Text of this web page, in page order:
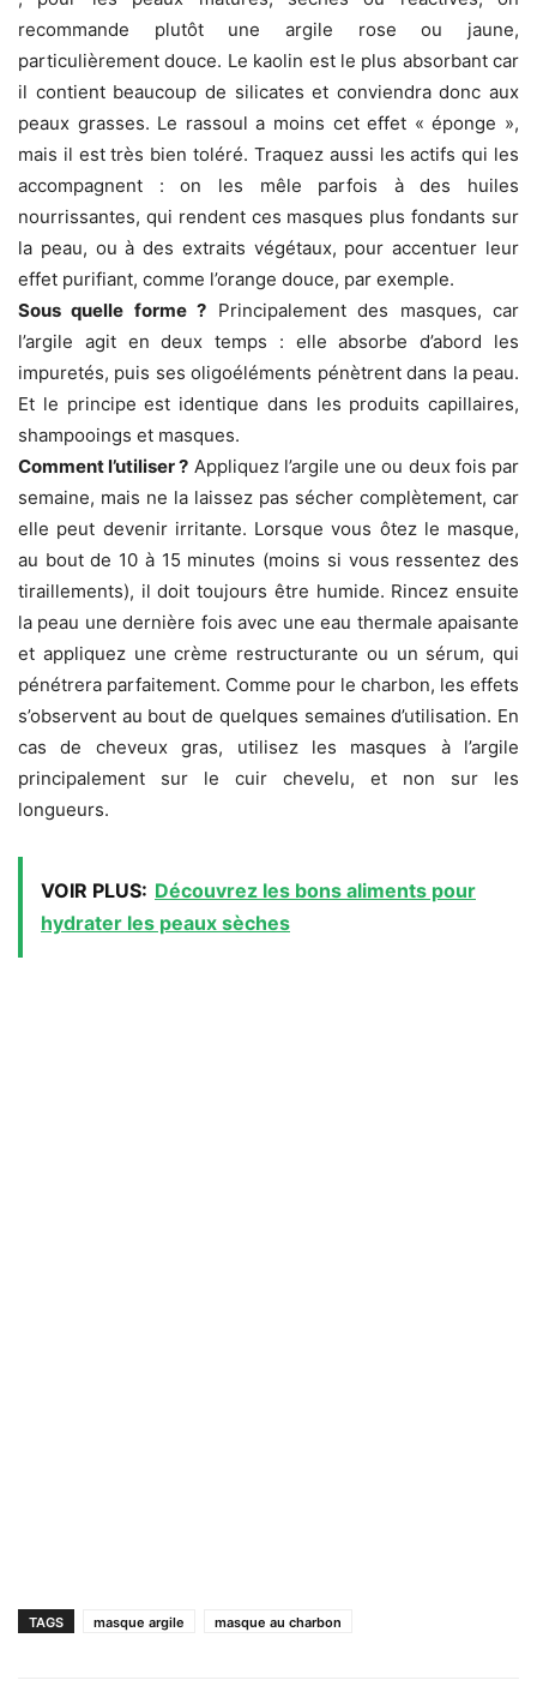
recommande plutôt une argile rose ou jaune,
particulièrement douce. Le kaolin est le plus absorbant car
il contient beaucoup de silicates et conviendra donc aux
peaux grasses. Le rassoul a moins cet effet « éponge »,
mais il est très bien toléré. Traquez aussi les actifs qui les
accompagnent : on les mêle parfois à des huiles
nourrissantes, qui rendent ces masques plus fondants sur
la peau, ou à des extraits végétaux, pour accentuer leur
effet purifiant, comme l’orange douce, par exemple.
Sous quelle forme ? Principalement des masques, car
l’argile agit en deux temps : elle absorbe d’abord les
impuretés, puis ses oligoéléments pénètrent dans la peau.
Et le principe est identique dans les produits capillaires,
shampooings et masques.
Comment l’utiliser ? Appliquez l’argile une ou deux fois par
semaine, mais ne la laissez pas sécher complètement, car
elle peut devenir irritante. Lorsque vous ôtez le masque,
au bout de 10 à 15 minutes (moins si vous ressentez des
tiraillements), il doit toujours être humide. Rincez ensuite
la peau une dernière fois avec une eau thermale apaisante
et appliquez une crème restructurante ou un sérum, qui
pénétrera parfaitement. Comme pour le charbon, les effets
s’observent au bout de quelques semaines d’utilisation. En
cas de cheveux gras, utilisez les masques à l’argile
principalement sur le cuir chevelu, et non sur les
longueurs.
VOIR PLUS: Découvrez les bons aliments pour
hydrater les peaux sèches
TAGS masque argile masque au charbon